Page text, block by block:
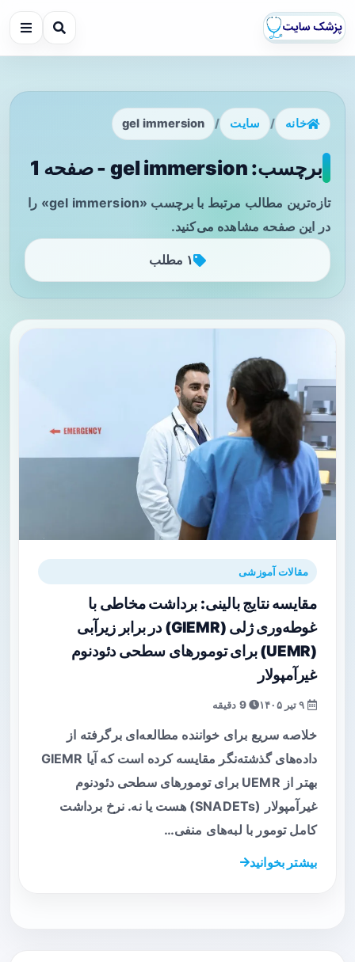
خانه / سایت /
gel immersion
برچسب: gel immersion - صفحه 1
تازه‌ترین مطالب مرتبط با برچسب «gel immersion» را
در این صفحه مشاهده می‌کنید.
۱ مطلب
مقالات آموزشی
مقایسه نتایج بالینی: برداشت مخاطی با
غوطه‌وری ژلی (GIEMR) در برابر زیرآبی
(UEMR) برای تومورهای سطحی دئودنوم
غیرآمپولار
9 دقیقه
خلاصه سریع برای خواننده مطالعه‌ای برگرفته از
داده‌های گذشته‌نگر مقایسه کرده است که آیا GIEMR
بهتر از UEMR برای تومورهای سطحی دئودنوم
غیرآمپولار (SNADETs) هست یا نه. نرخ برداشت
کامل تومور با لبه‌های منفی…
بیشتر بخوانید